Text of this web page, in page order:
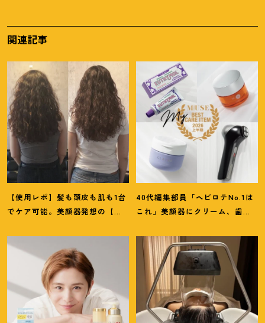
関連記事
【使用レポ】髪も頭皮も肌も1台
でケア可能。美顔器発想の【ス
ヤーがかなり優秀！
40代編集部員「ヘビロテNo.1は
これ」美顔器にクリーム、歯磨
ム】4選